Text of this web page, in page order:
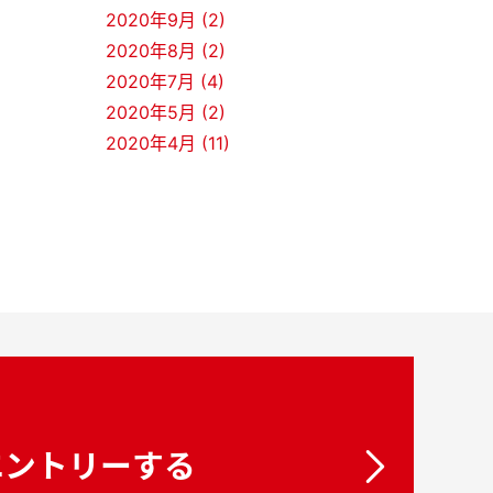
2020年9月 (2)
2020年8月 (2)
2020年7月 (4)
2020年5月 (2)
2020年4月 (11)
トリーする